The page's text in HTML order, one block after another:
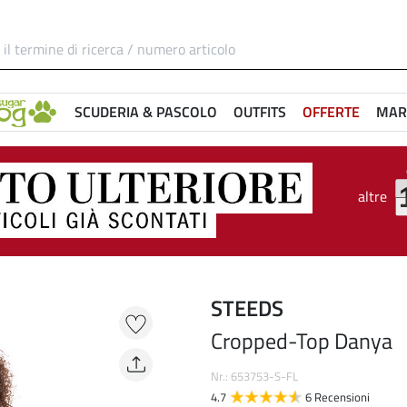
SCUDERIA & PASCOLO OUTFITS OFFERTE
altre
STEEDS
Cropped-Top Danya
Nr.: 653753-S-FL
4.7
6 Recensioni